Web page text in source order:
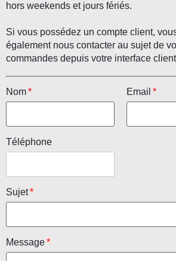
hors weekends et jours fériés.
Si vous possédez un compte client,
également nous contacter au sujet de
commandes depuis votre interface
Nom Email
Téléphone
Sujet
Message